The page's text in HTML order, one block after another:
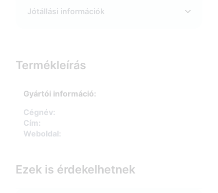
Jótállási információk
Termékleírás
Gyártói információ:
Cégnév:
Cím:
Weboldal:
Ezek is érdekelhetnek